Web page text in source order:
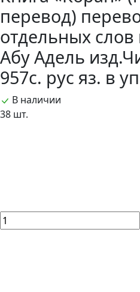
перевод)
отдельных
Абу Адель
957с. рус яз. в
В наличии
38 шт.